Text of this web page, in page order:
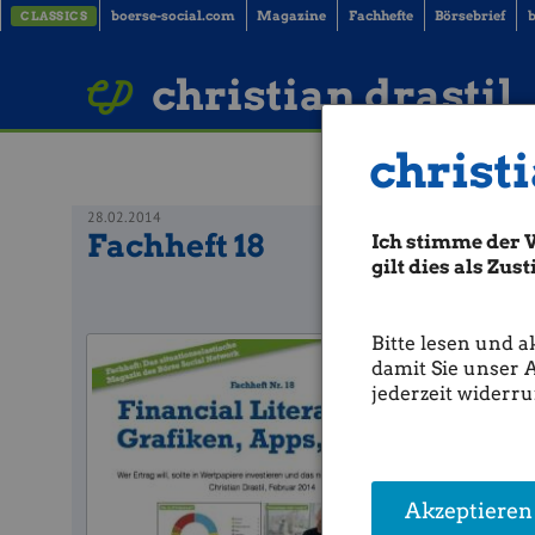
Ich stimme der
gilt dies als
Bitte lesen und
damit Sie unser
jederzeit
CLASSICS boerse-social.com Magazine Fachhefte Börsebrief
christian drastil
28.02.2014
Fachheft 18
Fachheft